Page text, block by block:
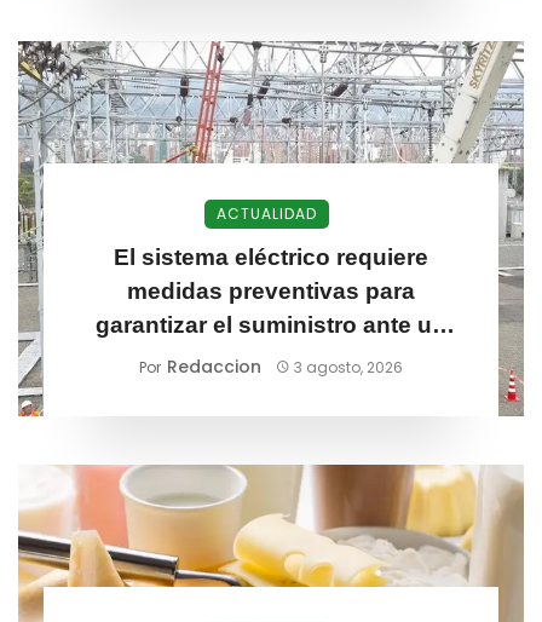
ACTUALIDAD
El sistema eléctrico requiere
medidas preventivas para
garantizar el suministro ante un
posible fenómeno de El Niño
Por Redaccion 3 agosto, 2026